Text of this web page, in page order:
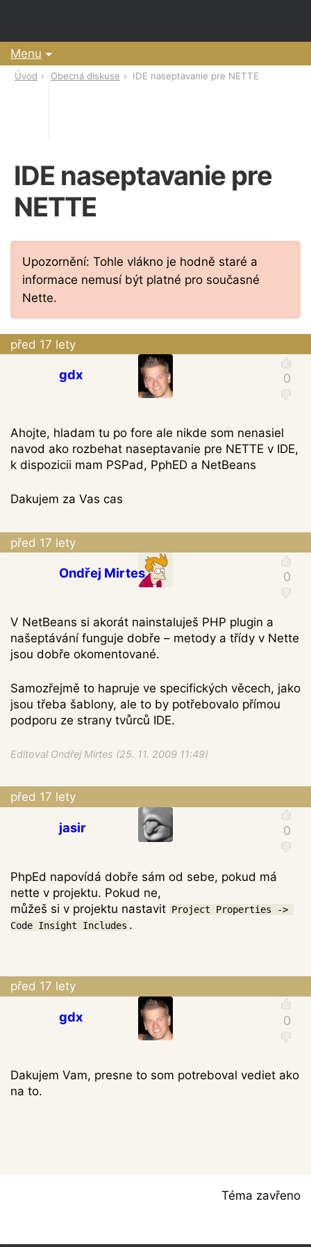
Menu
Úvod Obecná diskuse IDE naseptavanie pre NETTE
IDE naseptavanie pre
NETTE
Upozornění: Tohle vlákno je hodně staré a
informace nemusí být platné pro současné
Nette.
před 17 lety
gdx
Ahojte, hladam tu po fore ale nikde som nenasiel
navod ako rozbehat naseptavanie pre NETTE v IDE,
k dispozicii mam PSPad, PphED a NetBeans
Dakujem za Vas cas
před 17 lety
Ondřej Mirtes
V NetBeans si akorát nainstaluješ PHP plugin a
našeptávání funguje dobře – metody a třídy v Nette
jsou dobře okomentované.
Samozřejmě to hapruje ve specifických věcech, jako
jsou třeba šablony, ale to by potřebovalo přímou
podporu ze strany tvůrců IDE.
Editoval Ondřej Mirtes (25. 11. 2009 11:49)
před 17 lety
jasir
PhpEd napovídá dobře sám od sebe, pokud má
nette v projektu. Pokud ne,
můžeš si v projektu nastavit Project Properties ->
Code Insight Includes .
před 17 lety
gdx
Dakujem Vam, presne to som potreboval vediet ako
na to.
Téma zavřeno